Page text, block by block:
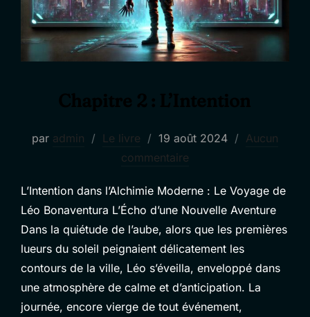
par admin Le livre
Publié
le
19 août 2024
Aucun
commentaire
L’Intention dans l’Alchimie Moderne : Le Voyage de
Léo Bonaventura L’Écho d’une Nouvelle Aventure
Dans la quiétude de l’aube, alors que les premières
lueurs du soleil peignaient délicatement les
contours de la ville, Léo s’éveilla, enveloppé dans
une atmosphère de calme et d’anticipation. La
journée, encore vierge de tout événement,